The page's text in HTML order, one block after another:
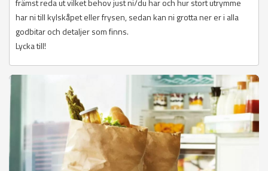
främst reda ut vilket behov just ni/du har och hur stort utrymme
har ni till kylskåpet eller frysen, sedan kan ni grotta ner er i alla
godbitar och detaljer som finns.
Lycka till!